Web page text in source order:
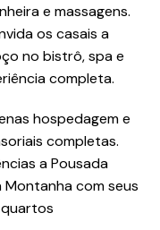
e massagens.
os casais a
no bistrô, spa e
completa.
hospedagem e
completas.
a Pousada
com seus